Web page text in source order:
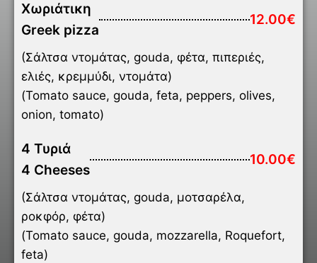
Χωριάτικη
Greek pizza
12.00€
(Σάλτσα ντομάτας, gouda, φέτα, πιπεριές,
ελιές, κρεμμύδι, ντομάτα)
(Tomato sauce, gouda, feta, peppers, olives,
onion, tomato)
4 Τυριά
4 Cheeses
10.00€
(Σάλτσα ντομάτας, gouda, μοτσαρέλα,
ροκφόρ, φέτα)
(Tomato sauce, gouda, mozzarella, Roquefort,
feta)